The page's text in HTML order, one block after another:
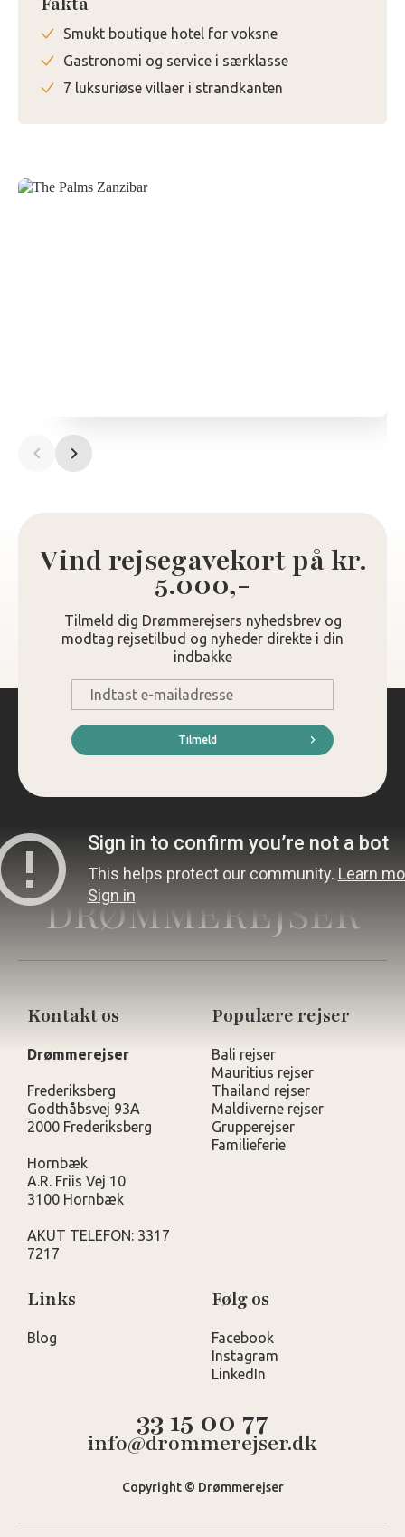
Smukt boutique hotel for voksne
Gastronomi og service i særklasse
7 luksuriøse villaer i strandkanten
Vind rejsegavekort på kr.
5.000,-
Tilmeld dig Drømmerejsers nyhedsbrev og
modtag rejsetilbud og nyheder direkte i din
indbakke
mail
*
Tilmeld
DRØMMEREJSER
Kontakt os
Drømmerejser
Frederiksberg
Godthåbsvej 93A
2000 Frederiksberg
Hornbæk
A.R. Friis Vej 10
3100 Hornbæk
AKUT TELEFON: 3317
7217
Populære rejser
Bali rejser
Mauritius rejser
Thailand rejser
Maldiverne rejser
Grupperejser
Familieferie
Links
Blog
Følg os
Facebook
Instagram
LinkedIn
33 15 00 77
info@drommerejser.dk
Copyright © Drømmerejser